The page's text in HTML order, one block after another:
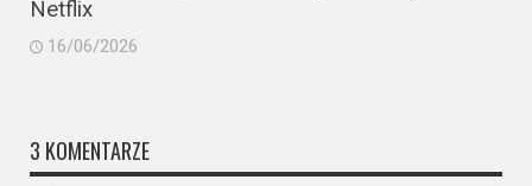
Netflix
16/06/2026
3 KOMENTARZE